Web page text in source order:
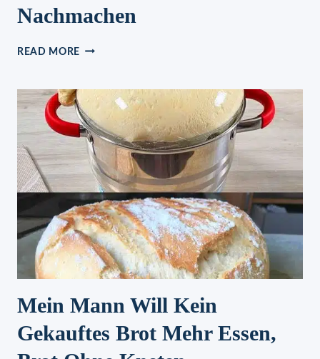
Nachmachen
READ MORE ZITRONEN
NACHMACHEN
Mein Mann Will Kein
Gekauftes Brot Mehr Essen,